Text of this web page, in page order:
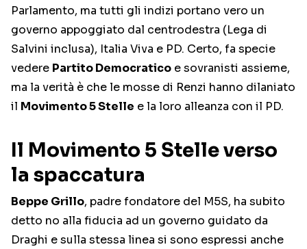
Parlamento, ma tutti gli indizi portano vero un
governo appoggiato dal centrodestra (Lega di
Salvini inclusa), Italia Viva e PD. Certo, fa specie
vedere Partito Democratico e sovranisti assieme,
ma la verità è che le mosse di Renzi hanno dilaniato
il Movimento 5 Stelle e la loro alleanza con il PD.
Il Movimento 5 Stelle verso
la spaccatura
Beppe Grillo, padre fondatore del M5S, ha subito
detto no alla fiducia ad un governo guidato da
Draghi e sulla stessa linea si sono espressi anche